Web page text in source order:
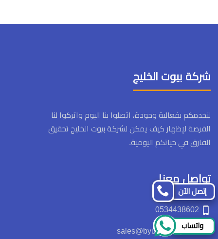
شركة بيوت الخليج
لنخدمكم بفعالية وجودة، اتصلوا بنا اليوم واتركوا لنا
الفرصة لإظهار كيف يمكن لشركة بيوت الخليج تحقيق
الفارق في حياتكم اليومية.
تواصل معنا
sales@byutalkhalij.com
إتصل الآن
واتساب